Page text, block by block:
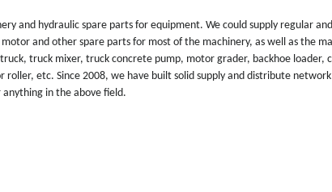
and hydraulic spare parts for equipment. We could supply regular
and other spare parts for most of the machinery, as well as the
truck mixer, truck concrete pump, motor grader, backhoe loader,
etc. Since 2008, we have built solid supply and distribute
in the above field.